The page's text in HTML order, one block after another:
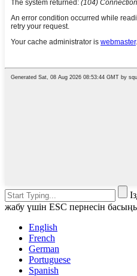
жабу үшін ESC пернесін
English
French
German
Portuguese
Spanish